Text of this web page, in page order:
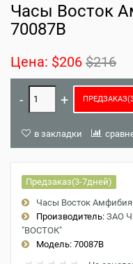
Часы Восток
70087B
Цена: $206 $216
в закладки
Предзаказ(3-7дней)
Часы Восток
Производитель: ЗАО
"ВОСТОК"
Модель: 70087B